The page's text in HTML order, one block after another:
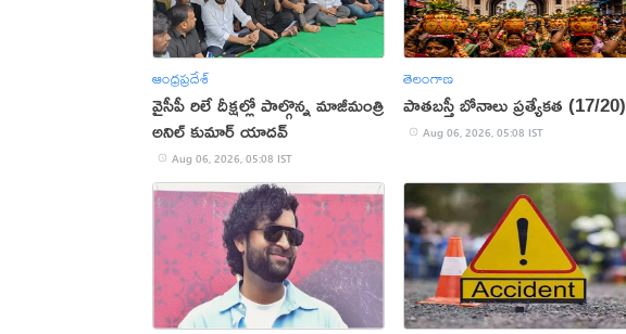
ఆంధ్రప్రదేశ్
వైసీపీ రిలే దీక్షల్లో పాల్గొన్న మాజీమంత్రి
అనిల్ కుమార్ యాదవ్
Aug 06, 2026, 05:08 IST
తెలంగాణ
పాతబస్తీ బోనాలు ప్రత్యేకత (17/20)
Aug 06, 2026, 05:08 IST